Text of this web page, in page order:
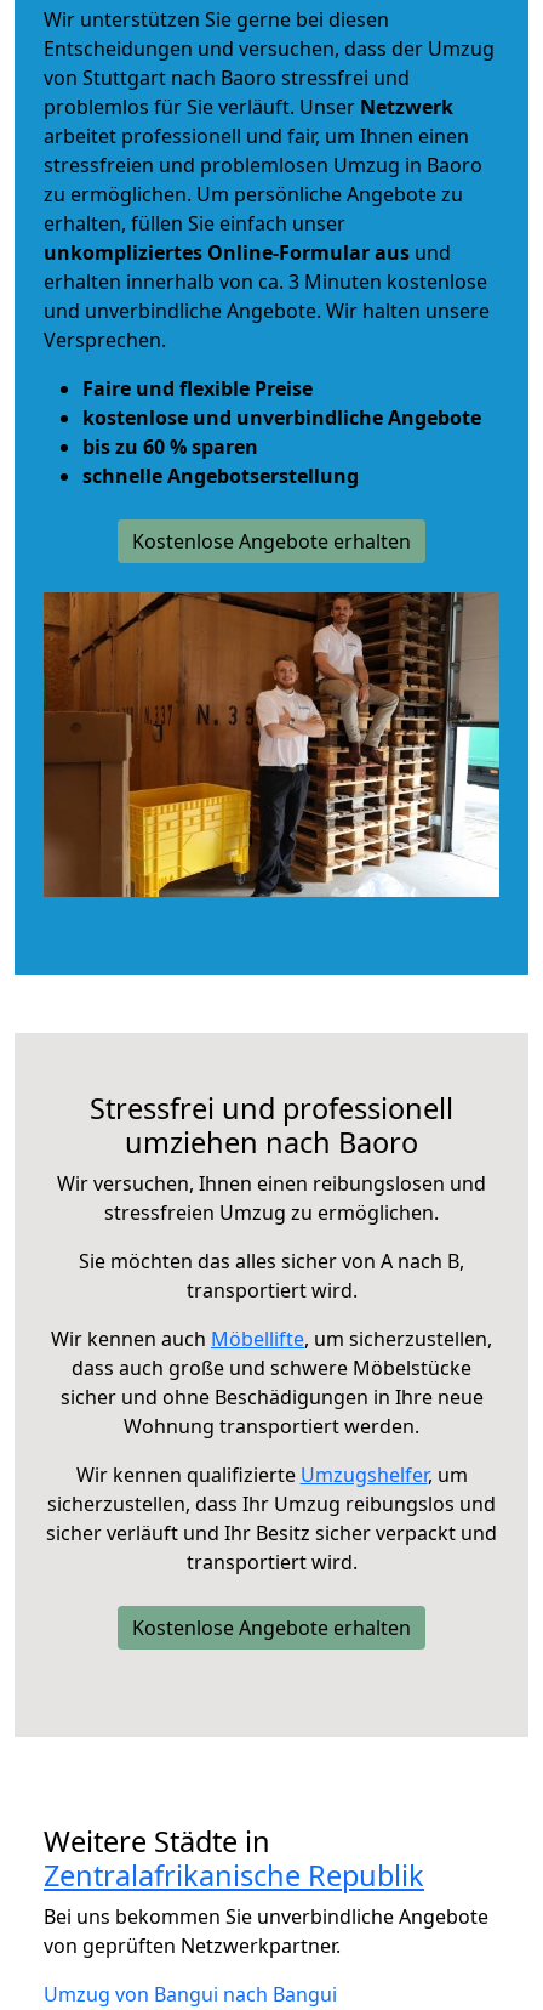
Wir unterstützen Sie gerne bei diesen
Entscheidungen und versuchen, dass der Umzug
von Stuttgart nach Baoro stressfrei und
problemlos für Sie verläuft. Unser Netzwerk
arbeitet professionell und fair, um Ihnen einen
stressfreien und problemlosen Umzug in Baoro
zu ermöglichen. Um persönliche Angebote zu
erhalten, füllen Sie einfach unser
unkompliziertes Online-Formular aus und
erhalten innerhalb von ca. 3 Minuten kostenlose
und unverbindliche Angebote. Wir halten unsere
Versprechen.
Faire und flexible Preise
kostenlose und unverbindliche Angebote
bis zu 60 % sparen
schnelle Angebotserstellung
Kostenlose Angebote erhalten
Stressfrei und professionell
umziehen nach Baoro
Wir versuchen, Ihnen einen reibungslosen und
stressfreien Umzug zu ermöglichen.
Sie möchten das alles sicher von A nach B,
transportiert wird.
Wir kennen auch Möbellifte, um sicherzustellen,
dass auch große und schwere Möbelstücke
sicher und ohne Beschädigungen in Ihre neue
Wohnung transportiert werden.
Wir kennen qualifizierte Umzugshelfer, um
sicherzustellen, dass Ihr Umzug reibungslos und
sicher verläuft und Ihr Besitz sicher verpackt und
transportiert wird.
Kostenlose Angebote erhalten
Weitere Städte in
Zentralafrikanische Republik
Bei uns bekommen Sie unverbindliche Angebote
von geprüften Netzwerkpartner.
Umzug von Bangui nach Bangui